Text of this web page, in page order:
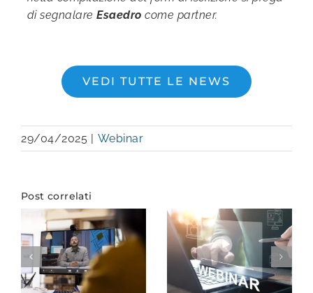
di segnalare Esaedro come partner.
VEDI TUTTE LE NEWS
29/04/2025 | Webinar
Post correlati
Webinar
TeamSystem
di maggio
2026
Webinar
TeamSystem
di aprile 2026